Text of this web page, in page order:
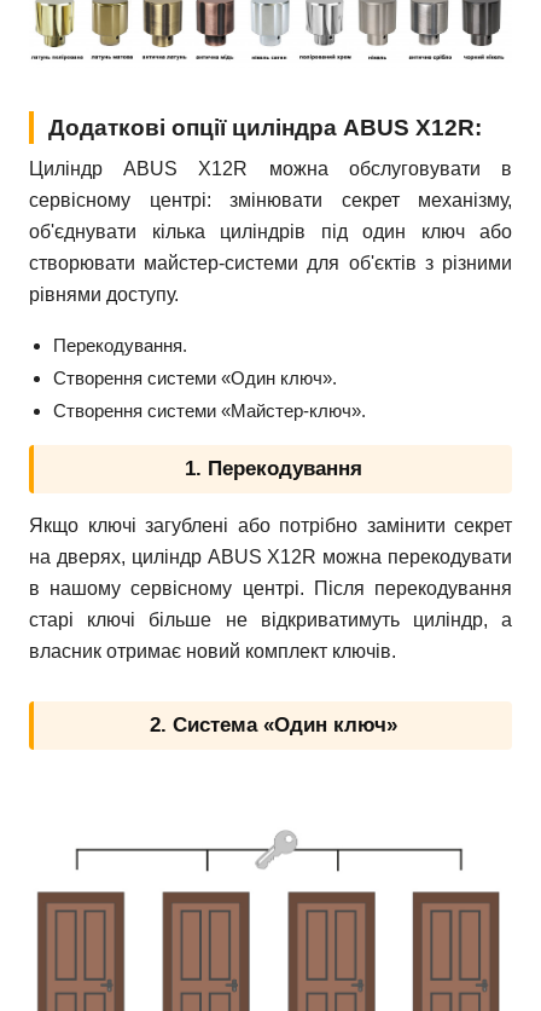
Додаткові опції циліндра ABUS X12R:
Циліндр ABUS X12R можна обслуговувати в
сервісному центрі: змінювати секрет механізму,
об'єднувати кілька циліндрів під один ключ або
створювати майстер-системи для об'єктів з різними
рівнями доступу.
Перекодування.
Створення системи «Один ключ».
Створення системи «Майстер-ключ».
1. Перекодування
Якщо ключі загублені або потрібно замінити секрет
на дверях, циліндр ABUS X12R можна перекодувати
в нашому сервісному центрі. Після перекодування
старі ключі більше не відкриватимуть циліндр, а
власник отримає новий комплект ключів.
2. Система «Один ключ»